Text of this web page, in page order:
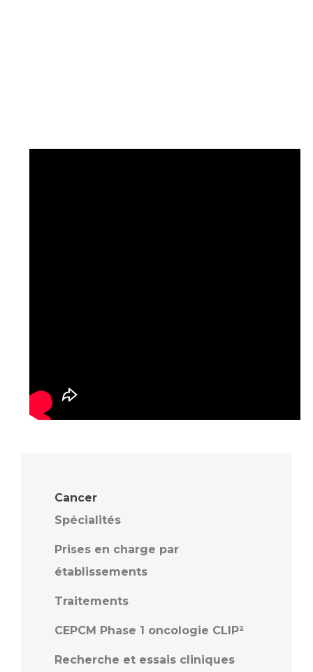
Cancer
Spécialités
Prises en charge par
établissements
Traitements
CEPCM Phase 1 oncologie CLIP²
Recherche et essais cliniques